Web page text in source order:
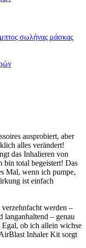
ausprobiert, aber
alles verändert!
das Inhalieren von
bin total begeistert! Das
Mal, wenn ich pumpe,
ist einfach
werden –
– genau
ob ich allein wichse
Inhaler Kit sorgt